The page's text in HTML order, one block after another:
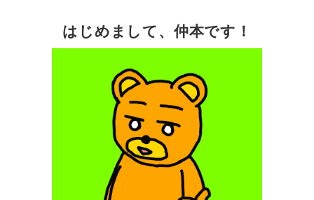
はじめまして、仲本です！